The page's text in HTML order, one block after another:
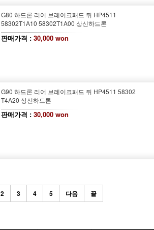
G80 하드론 리어 브레이크패드 뒤 HP4511
58302T1A10 58302T1A00 상신하드론
판매가격 : 30,000 won
G90 하드론 리어 브레이크패드 뒤 HP4511 58302
T4A20 상신하드론
판매가격 : 30,000 won
2 3 4 5 다음 끝